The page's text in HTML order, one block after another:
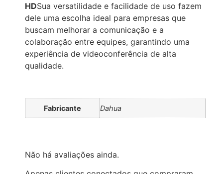
HDSua versatilidade e facilidade de uso fazem
dele uma escolha ideal para empresas que
buscam melhorar a comunicação e a
colaboração entre equipes, garantindo uma
experiência de videoconferência de alta
qualidade.
Fabricante Dahua
Não há avaliações ainda.